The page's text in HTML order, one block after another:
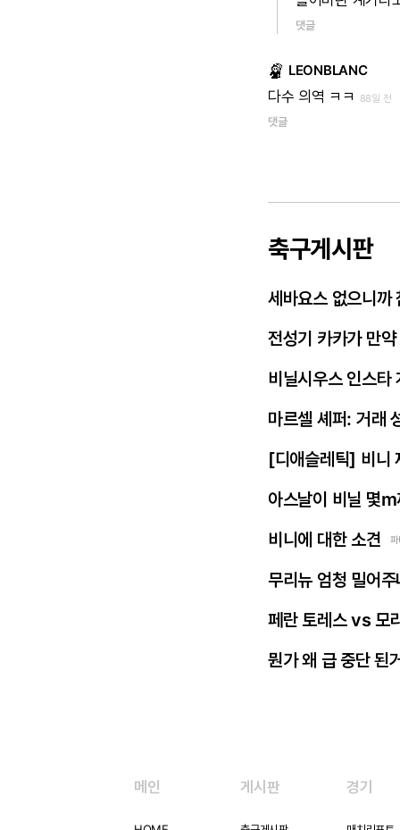
댓글
LEONBLANC
다수 의역 ㅋㅋ 88일 전
댓글
축구게시판
세바요스 없으니까
전성기 카카가 만
비닐시우스 인스타
마르셀 셰퍼: 거래
[디애슬레틱] 비니
아스날이 비닐 몇
비니에 대한 소견
무리뉴 엄청 밀어
페란 토레스 vs 모
뭔가 왜 급 중단 된
메인 게시판 경기